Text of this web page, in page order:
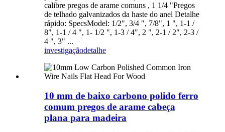
calibre pregos de arame comuns , 1 1/4 "Pregos
de telhado galvanizados da haste do anel Detalhe
rápido: SpecsModel: 1/2", 3/4 ", 7/8", 1 ", 1-1 /
8", 1-1 / 4 ", 1- 1/2 ", 1-3 / 4", 2 ", 2-1 / 2", 2-3 /
4 ", 3" ...
investigaçãodetalhe
10 mm de baixo carbono polido ferro
comum pregos de arame cabeça
plana para madeira